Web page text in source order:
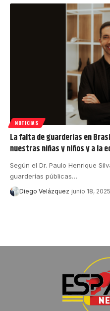
NOTICIAS
La falta de guarderías en
nuestras niñas y niños y a la
Según el Dr. Paulo Henrique
guarderías públicas…
Diego Velázquez junio 18, 2025